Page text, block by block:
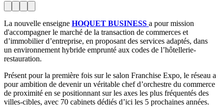
La nouvelle enseigne HOQUET BUSINESS a pour mission
d'accompagner le marché de la transaction de commerces et
d’immobilier d’entreprise, en proposant des services adaptés, dans
un environnement hybride emprunté aux codes de l’hôtellerie-
restauration.
Présent pour la première fois sur le salon Franchise Expo, le réseau a
pour ambition de devenir un véritable chef d’orchestre du commerce
de proximité en se positionnant sur les axes les plus fréquentés des
villes-cibles, avec 70 cabinets dédiés d’ici les 5 prochaines années.